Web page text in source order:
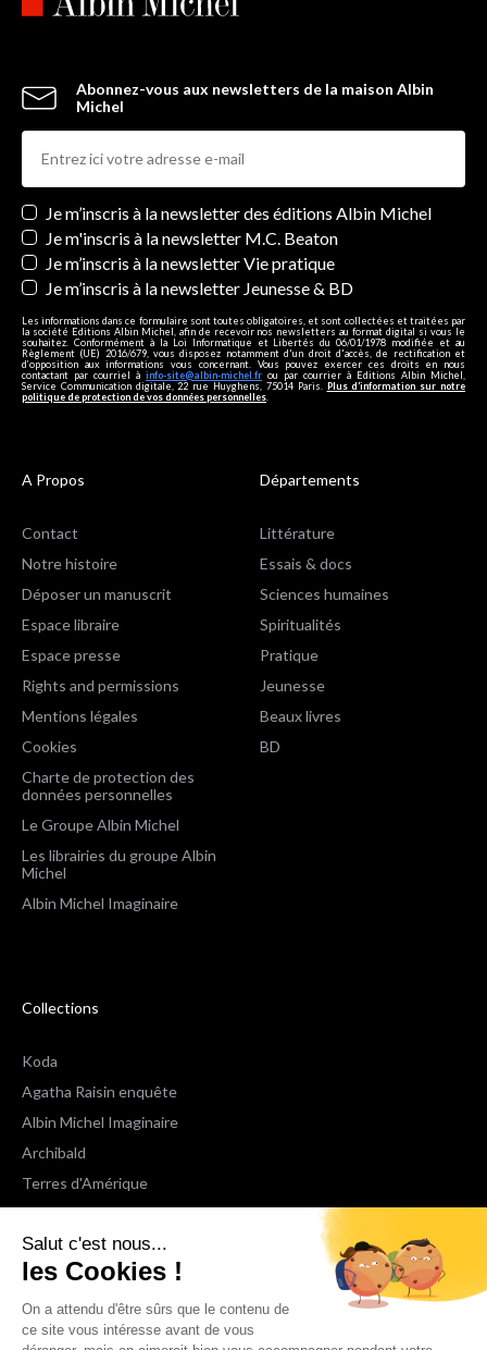
Salut c'est nous...
les Cookies !
On a attendu d'être sûrs que le contenu de
ce site vous intéresse avant de vous
Abonnez-vous aux newsletters de la maison Albin
Michel
Newsletters
Je m’inscris à la newsletter des éditions Albin Michel
Je m'inscris à la newsletter M.C. Beaton
Je m’inscris à la newsletter Vie pratique
Je m’inscris à la newsletter Jeunesse & BD
Les informations dans ce formulaire sont toutes obligatoires, et sont collectées et traitées par
la société Editions Albin Michel, afin de recevoir nos newsletters au format digital si vous le
souhaitez. Conformément à la Loi Informatique et Libertés du 06/01/1978 modifiée et au
Règlement (UE) 2016/679, vous disposez notamment d'un droit d'accès, de rectification et
d’opposition aux informations vous concernant. Vous pouvez exercer ces droits en nous
contactant par courriel à info-site@albin-michel.fr ou par courrier à Editions Albin Michel,
Service Communication digitale, 22 rue Huyghens, 75014 Paris. Plus d’information sur notre
politique de protection de vos données personnelles
A Propos
Contact
Notre histoire
Déposer un manuscrit
Espace libraire
Espace presse
Rights and permissions
Mentions légales
Cookies
Charte de protection des
données personnelles
Le Groupe Albin Michel
Les librairies du groupe Albin
Michel
Albin Michel Imaginaire
Départements
Littérature
Essais & docs
Sciences humaines
Spiritualités
Pratique
Jeunesse
Beaux livres
BD
Collections
Koda
Agatha Raisin enquête
Albin Michel Imaginaire
Archibald
Terres d'Amérique
Espaces Libres Poche
NOX
Wiz
Voir toutes les collections